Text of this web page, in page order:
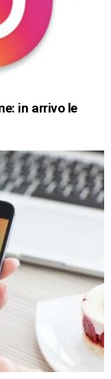
in arrivo le